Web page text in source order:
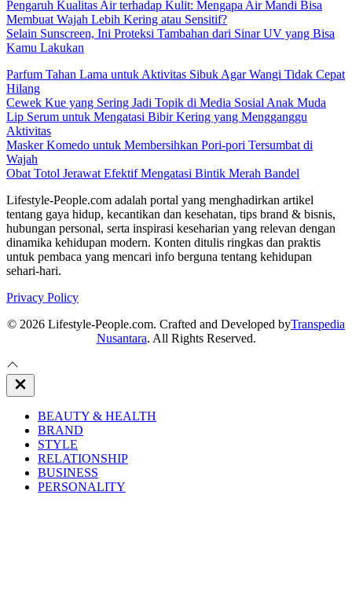
Pengaruh Kualitas Air terhadap Kulit: Mengapa Air Mandi Bisa
Membuat Wajah Lebih Kering atau Sensitif?
Selain Sunscreen, Ini Proteksi Tambahan dari Sinar UV yang Bisa
Kamu Lakukan
Parfum Tahan Lama untuk Aktivitas Sibuk Agar Wangi Tidak Cepat
Hilang
Cewek Kue yang Sering Jadi Topik di Media Sosial Anak Muda
Lip Serum untuk Mengatasi Bibir Kering yang Mengganggu
Aktivitas
Masker Komedo untuk Membersihkan Pori-pori Tersumbat di
Wajah
Obat Totol Jerawat Efektif Mengatasi Bintik Merah Bandel
Lifestyle-People.com adalah portal yang menghadirkan artikel
tentang gaya hidup, kecantikan dan kesehatan, tips brand & bisnis,
hubungan personal, serta inspirasi keseharian yang relevan dengan
dinamika kehidupan modern. Konten ditulis ringkas dan praktis
untuk pembaca yang mencari info berguna tentang kehidupan
sehari-hari.
Privacy Policy
© 2026 Lifestyle-People.com. Crafted and Developed byTranspedia
Nusantara. All Rights Reserved.
Close
Off
BEAUTY & HEALTH
BRAND
STYLE
RELATIONSHIP
BUSINESS
PERSONALITY